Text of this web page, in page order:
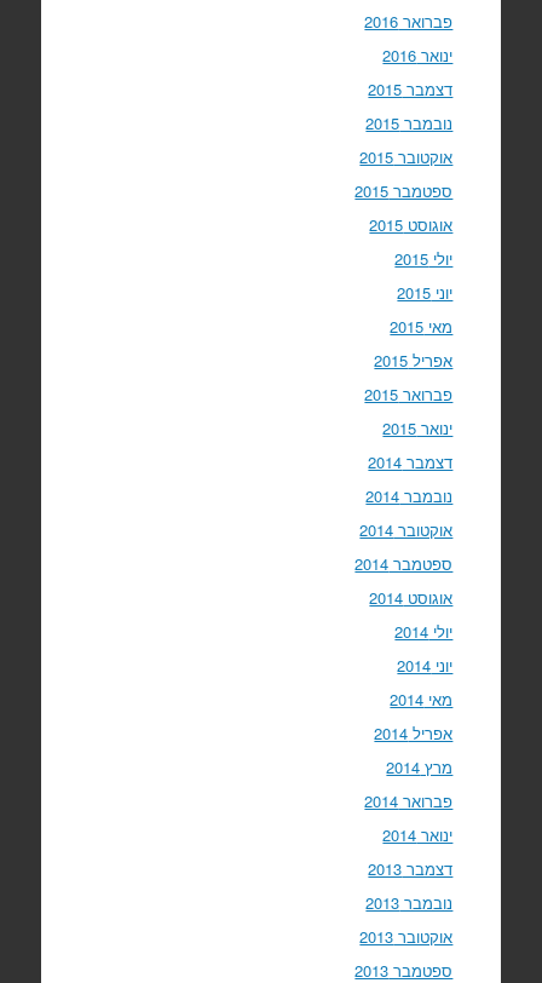
פברואר 2016
ינואר 2016
דצמבר 2015
נובמבר 2015
אוקטובר 2015
ספטמבר 2015
אוגוסט 2015
יולי 2015
יוני 2015
מאי 2015
אפריל 2015
פברואר 2015
ינואר 2015
דצמבר 2014
נובמבר 2014
אוקטובר 2014
ספטמבר 2014
אוגוסט 2014
יולי 2014
יוני 2014
מאי 2014
אפריל 2014
מרץ 2014
פברואר 2014
ינואר 2014
דצמבר 2013
נובמבר 2013
אוקטובר 2013
ספטמבר 2013